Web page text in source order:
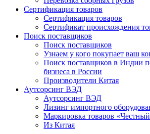
Сертификация товаров
Сертификация товаров
Сертификат происхождения
Поиск поставщиков
Поиск поставщиков
Узнаем у кого покупает ваш
Поиск поставщиков в Индии
бизнеса в России
Производители Китая
Аутсорсинг ВЭД
Аутсорсинг ВЭД
Лизинг импортного
Маркировка товаров
Из Китая